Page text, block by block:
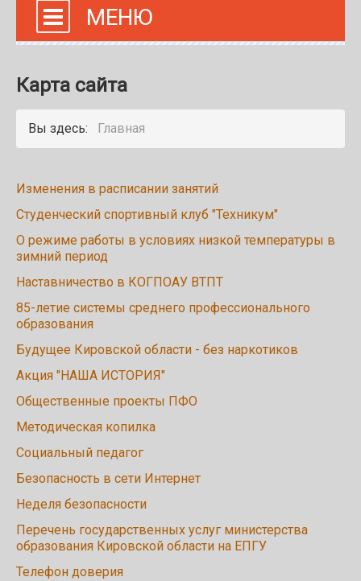
МЕНЮ
Карта сайта
Вы здесь: Главная
Изменения в расписании занятий
Студенческий спортивный клуб "Техникум"
О режиме работы в условиях низкой температуры в
зимний период
Наставничество в КОГПОАУ ВТПТ
85-летие системы среднего профессионального
образования
Будущее Кировской области - без наркотиков
Акция "НАША ИСТОРИЯ"
Общественные проекты ПФО
Методическая копилка
Социальный педагог
Безопасность в сети Интернет
Неделя безопасности
Перечень государственных услуг министерства
образования Кировской области на ЕПГУ
Телефон доверия